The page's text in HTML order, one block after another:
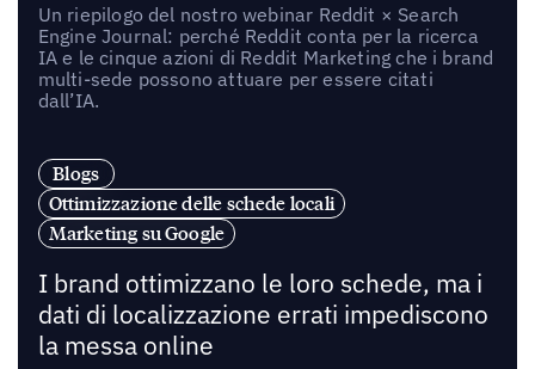
Un riepilogo del nostro webinar Reddit × Search
Engine Journal: perché Reddit conta per la ricerca
IA e le cinque azioni di Reddit Marketing che i brand
multi-sede possono attuare per essere citati
dall’IA.
Blogs
Ottimizzazione delle schede locali
Marketing su Google
I brand ottimizzano le loro schede, ma i
dati di localizzazione errati impediscono
la messa online